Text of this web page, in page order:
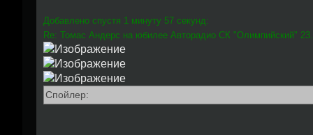
Добавлено спустя 1 минуту 57 секунд:
Re: Томас Андерс на юбилее Авторадио СК "Олимпийский"
Спойлер: